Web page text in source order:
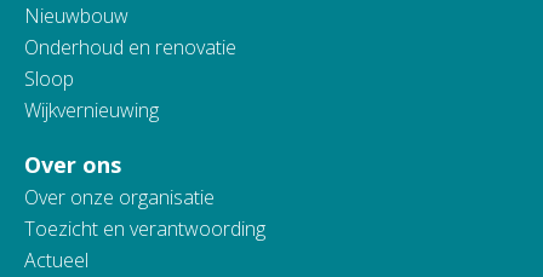
Nieuwbouw
Onderhoud en renovatie
Sloop
Wijkvernieuwing
Over ons
Over onze organisatie
Toezicht en verantwoording
Actueel